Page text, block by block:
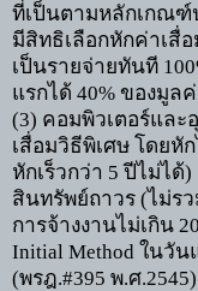
ที่เป็นตามหลักเกณฑ์
มีสิทธิเลือกหักค่าเสื่
เป็นรายจ่ายทันที
แรกได้ 40% ของมูล
(3) คอมพิวเตอร์และ
เสื่อมวิธีพิเศษ โดยหั
หักเร็วกว่า 5ปีไม่ได้)
สินทรัพย์ถาวร (ไม่ร
การจ้างงานไม่เกิน
Initial Method ในวัน
(พรฎ.#395 พ.ศ.2545)